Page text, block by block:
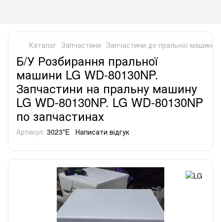
Каталог Запчастини Запчастини до пральної машини
Б/У Розбирання пральної
машини LG WD-80130NP.
Запчастини на пральну машину
LG WD-80130NP. LG WD-80130NP
по запчастинах
Артикул: 3023*E Написати відгук